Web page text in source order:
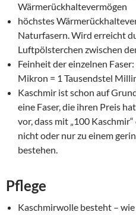
Wärmerückhaltevermögen
höchstes
Naturfasern. Wird erreicht
Luftpölsterchen zwischen
Feinheit der einzelnen
Mikron = 1 Tausendstel
Kaschmir ist schon auf
eine Faser, die ihren Preis
vor, dass mit „100
nicht oder nur zu einem
bestehen.
Pflege
Kaschmirwolle besteht –